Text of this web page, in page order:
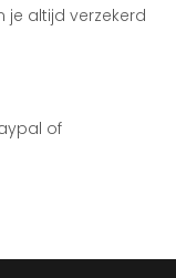
je altijd verzekerd
of